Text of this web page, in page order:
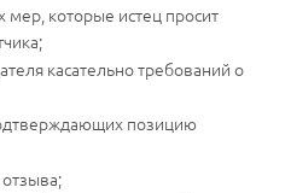
которые истец просит
касательно требований о
позицию